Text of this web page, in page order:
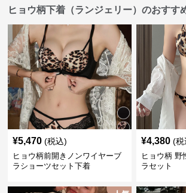
ヒョウ柄下着（ランジェリー）のおすす
¥5,470 (税込)
ヒョウ柄前開きノンワイヤーブ
ラショーツセット下着
¥4,380 (税
ヒョウ柄 野
ラセット